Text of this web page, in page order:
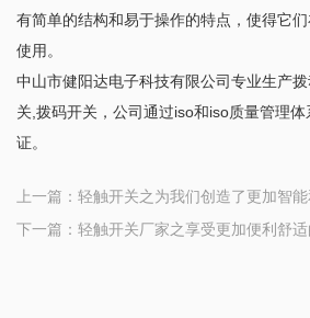
有简单的结构和易于操作的特点，使得它
使用。
中山市健阳达电子科技有限公司专业生产
关,拨码开关，公司通过iso和iso质量管理
证。
上一篇： 轻触开关之为我们创造了更加智
下一篇： 轻触开关厂家之享受更加便利舒